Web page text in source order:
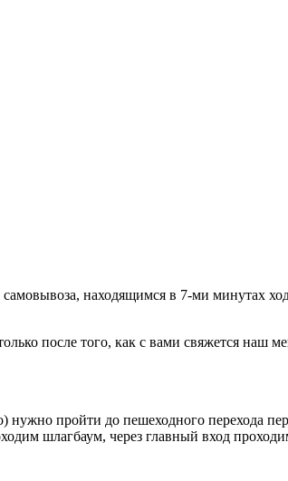
находящимся в 7-ми минутах
после того, как с вами свяжется наш
пройти до пешеходного перехода
шлагбаум, через главный вход